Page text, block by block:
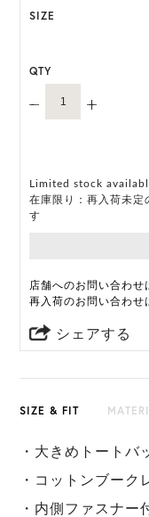
SIZE
QTY
Limited stock
在庫限り：再入荷未定
す
店舗へのお問い合わ
再入荷のお問い合わ
シェアする
SIZE & FIT
・大きめトートバ
・コットンブーク
・内側ファスナー